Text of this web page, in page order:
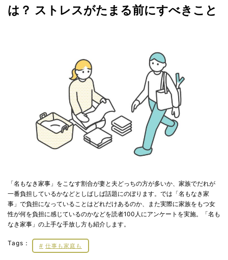
は？ ストレスがたまる前にすべきこと
「名もなき家事」をこなす割合が妻と夫どっちの方が多いか、家族でだれが
一番負担しているかなどとしばしば話題にのぼります。では「名もなき家
事」で負担になっていることはどれだけあるのか、また実際に家族をもつ女
性が何を負担に感じているのかなどを読者100人にアンケートを実施。「名も
なき家事」の上手な手放し方も紹介します。
Tags： 仕事も家庭も